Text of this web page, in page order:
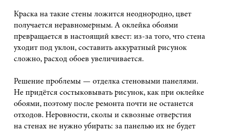
Краска на такие стены ложится неоднородно, цвет
получается неравномерным. А оклейка обоями
превращается в настоящий квест: из-за того, что стена
уходит под уклон, составить аккуратный рисунок
сложно, расход обоев увеличивается.
Решение проблемы — отделка стеновыми панелями.
Не придётся состыковывать рисунок, как при оклейке
обоями, поэтому после ремонта почти не останется
отходов. Неровности, сколы и сквозные отверстия
на стенах не нужно убирать: за панелью их не будет